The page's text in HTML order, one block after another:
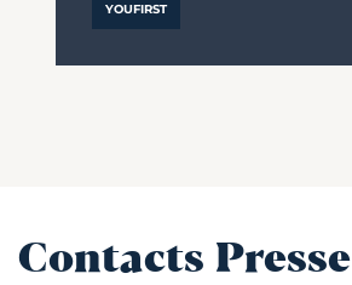
YOUFIRST
Contacts Presse